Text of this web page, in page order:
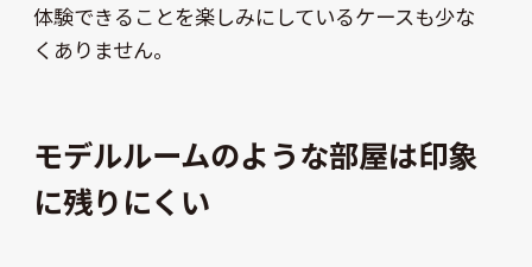
体験できることを楽しみにしているケースも少な
くありません。
モデルルームのような部屋は印象
に残りにくい